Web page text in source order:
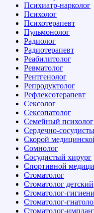
Психиатр-нарколог
Психолог
Психотерапевт
Пульмонолог
Радиолог
Радиотерапевт
Реабилитолог
Ревматолог
Рентгенолог
Репродуктолог
Рефлексотерапевт
Сексолог
Сексопатолог
Семейный психолог
Сердечно-
Скорой
Сомнолог
Сосудистый хирург
Спортивной
Стоматолог
Стоматолог детский
Стоматолог-
Стоматолог-
Стоматолог-